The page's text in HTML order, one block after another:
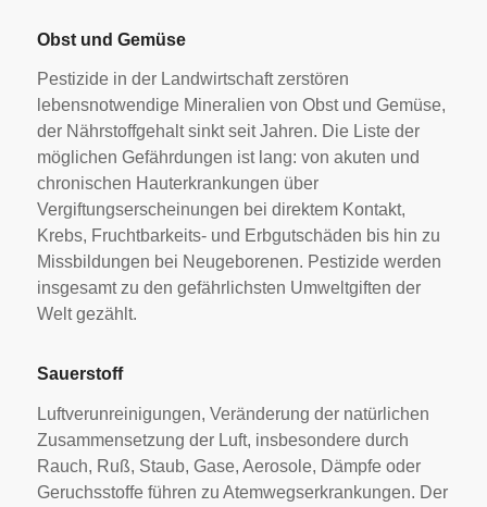
Obst und Gemüse
Pestizide in der Landwirtschaft zerstören
lebensnotwendige Mineralien von Obst und Gemüse,
der Nährstoffgehalt sinkt seit Jahren. Die Liste der
möglichen Gefährdungen ist lang: von akuten und
chronischen Hauterkrankungen über
Vergiftungserscheinungen bei direktem Kontakt,
Krebs, Fruchtbarkeits- und Erbgutschäden bis hin zu
Missbildungen bei Neugeborenen. Pestizide werden
insgesamt zu den gefährlichsten Umweltgiften der
Welt gezählt.
Sauerstoff
Luftverunreinigungen, Veränderung der natürlichen
Zusammensetzung der Luft, insbesondere durch
Rauch, Ruß, Staub, Gase, Aerosole, Dämpfe oder
Geruchsstoffe führen zu Atemwegserkrankungen. Der